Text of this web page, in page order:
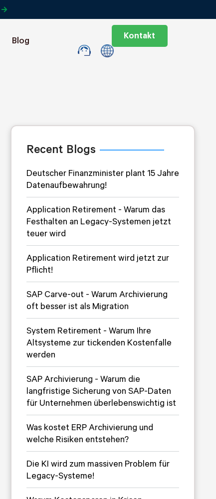
Blog
Kontakt
Recent Blogs
Deutscher Finanzminister plant 15 Jahre
Datenaufbewahrung!
Application Retirement - Warum das
Festhalten an Legacy-Systemen jetzt
teuer wird
Application Retirement wird jetzt zur
Pflicht!
SAP Carve-out - Warum Archivierung
oft besser ist als Migration
System Retirement - Warum Ihre
Altsysteme zur tickenden Kostenfalle
werden
SAP Archivierung - Warum die
langfristige Sicherung von SAP-Daten
für Unternehmen überlebenswichtig ist
Was kostet ERP Archivierung und
welche Risiken entstehen?
Die KI wird zum massiven Problem für
Legacy-Systeme!